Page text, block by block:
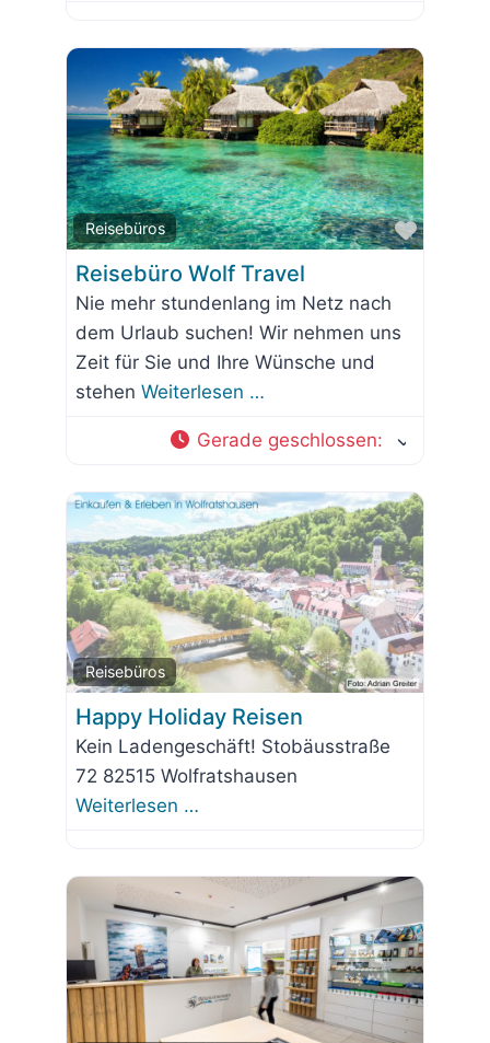
Reisebüros
Favorit
Reisebüro Wolf Travel
Nie mehr stundenlang im Netz nach
dem Urlaub suchen! Wir nehmen uns
Zeit für Sie und Ihre Wünsche und
stehen Weiterlesen …
Gerade geschlossen:
Reisebüros
Favorit
Happy Holiday Reisen
Kein Ladengeschäft! Stobäusstraße
72 82515 Wolfratshausen
Weiterlesen …